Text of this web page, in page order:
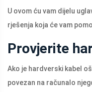
U ovom ću vam dijelu
rješenja koja će vam
Provjerite
Ako je hardverski kabel
povezan na računalo